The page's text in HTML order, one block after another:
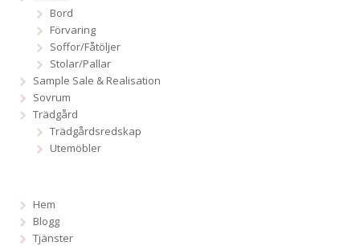
Bord
Förvaring
Soffor/Fåtöljer
Stolar/Pallar
Sample Sale & Realisation
Sovrum
Trädgård
Trädgårdsredskap
Utemöbler
Hem
Blogg
Tjänster